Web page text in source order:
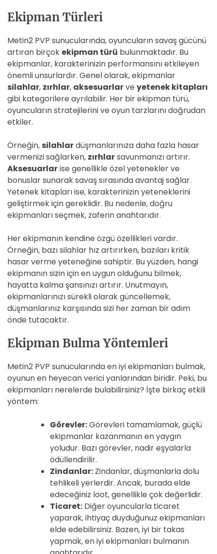
Ekipman Türleri
Metin2 PVP sunucularında, oyuncuların savaş gücünü
artıran birçok ekipman türü bulunmaktadır. Bu
ekipmanlar, karakterinizin performansını etkileyen
önemli unsurlardır. Genel olarak, ekipmanlar
silahlar, zırhlar, aksesuarlarve yetenek kitapları
gibi kategorilere ayrılabilir. Her bir ekipman türü,
oyuncuların stratejilerini ve oyun tarzlarını doğrudan
etkiler.
Örneğin, silahlardüşmanlarınıza daha fazla hasar
vermenizi sağlarken, zırhlarsavunmanızı artırır.
Aksesuarlarise genellikle özel yetenekler ve
bonuslar sunarak savaş sırasında avantaj sağlar.
Yetenek kitapları ise, karakterinizin yeteneklerini
geliştirmek için gereklidir. Bu nedenle, doğru
ekipmanları seçmek, zaferin anahtarıdır.
Her ekipmanın kendine özgü özellikleri vardır.
Örneğin, bazı silahlar hız artırırken, bazıları kritik
hasar verme yeteneğine sahiptir. Bu yüzden, hangi
ekipmanın sizin için en uygun olduğunu bilmek,
hayatta kalma şansınızı artırır. Unutmayın,
ekipmanlarınızı sürekli olarak güncellemek,
düşmanlarınız karşısında sizi her zaman bir adım
önde tutacaktır.
Ekipman Bulma Yöntemleri
Metin2 PVP sunucularında en iyi ekipmanları bulmak,
oyunun en heyecan verici yanlarından biridir. Peki, bu
ekipmanları nerelerde bulabilirsiniz? İşte birkaç etkili
yöntem:
Görevler:Görevleri tamamlamak, güçlü
ekipmanlar kazanmanın en yaygın
yoludur. Bazı görevler, nadir eşyalarla
ödüllendirilir.
Zindanlar: Zindanlar, düşmanlarla dolu
tehlikeli yerlerdir. Ancak, burada elde
edeceğiniz loot, genellikle çok değerlidir.
Ticaret: Diğer oyuncularla ticaret
yaparak, ihtiyaç duyduğunuz ekipmanları
elde edebilirsiniz. Bazen, iyi bir takas
yapmak, en iyi ekipmanları bulmanın